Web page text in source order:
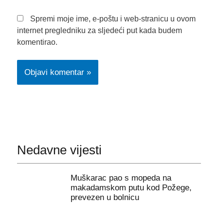
Spremi moje ime, e-poštu i web-stranicu u ovom
internet pregledniku za sljedeći put kada budem
komentirao.
Nedavne vijesti
Muškarac pao s mopeda na
makadamskom putu kod Požege,
prevezen u bolnicu